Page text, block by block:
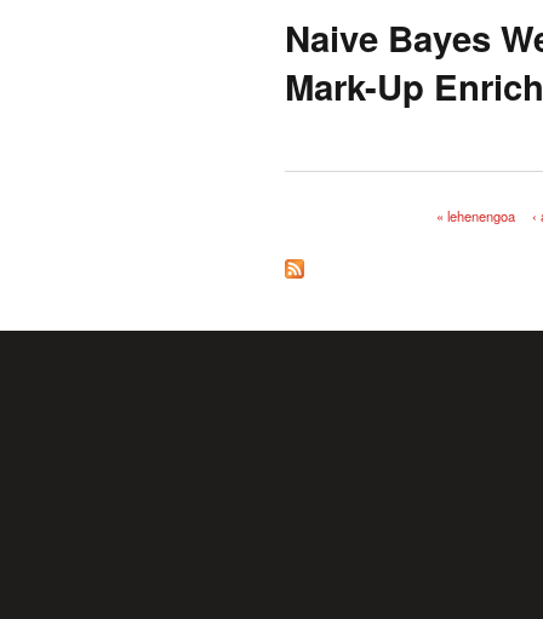
Naive Bayes
Mark-Up
« lehenengoa